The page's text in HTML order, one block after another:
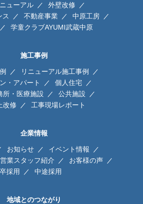
ューアル
外壁改修
ス
不動産事業
中原工房
学童クラブAYUMI武蔵中原
施工事例
リニューアル施工事例
・アパート
個人住宅
所・医療施設
公共施設
改修
工事現場レポート
企業情報
お知らせ
イベント情報
営業スタッフ紹介
お客様の声
採用
中途採用
地域とのつながり